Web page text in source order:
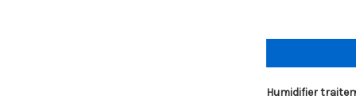
Humidifier